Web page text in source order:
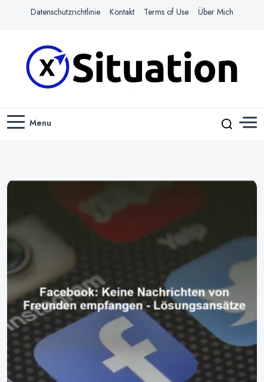
Datenschutzrichtlinie Kontakt Terms of Use Über Mich
X-SITUATION
Menu